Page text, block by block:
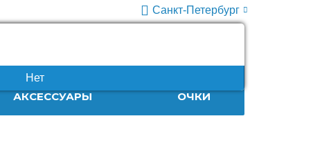
Санкт-Петербург
Нет
10:00-20:00
АКСЕССУАРЫ ОЧКИ